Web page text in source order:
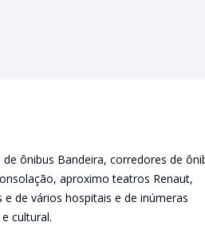
ônibus Bandeira, corredores de
aproximo teatros Renaut,
de vários hospitais e de inúmeras
cultural.